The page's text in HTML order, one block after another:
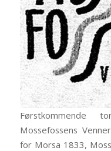
Førstkommende
Mossefossens
for Morsa 1833,